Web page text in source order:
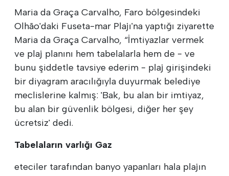
Maria da Graça Carvalho, Faro bölgesindeki
Olhão'daki Fuseta-mar Plajı'na yaptığı ziyarette
Maria da Graça Carvalho, “İmtiyazlar vermek
ve plaj planını hem tabelalarla hem de - ve
bunu şiddetle tavsiye ederim - plaj girişindeki
bir diyagram aracılığıyla duyurmak belediye
meclislerine kalmış: 'Bak, bu alan bir imtiyaz,
bu alan bir güvenlik bölgesi, diğer her şey
ücretsiz' dedi.
Tabelaların varlığı Gaz
eteciler tarafından banyo yapanları hala plajın